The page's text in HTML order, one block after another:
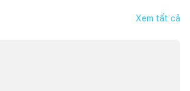
Xem tất cả